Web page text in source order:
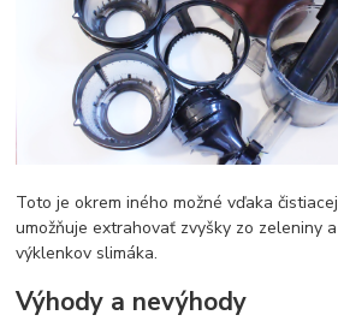
Toto je okrem iného možné vďaka
umožňuje extrahovať zvyšky zo zeleniny
výklenkov slimáka.
Výhody a nevýhody